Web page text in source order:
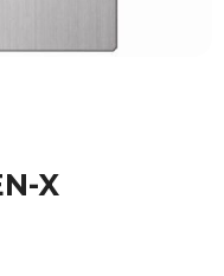
X